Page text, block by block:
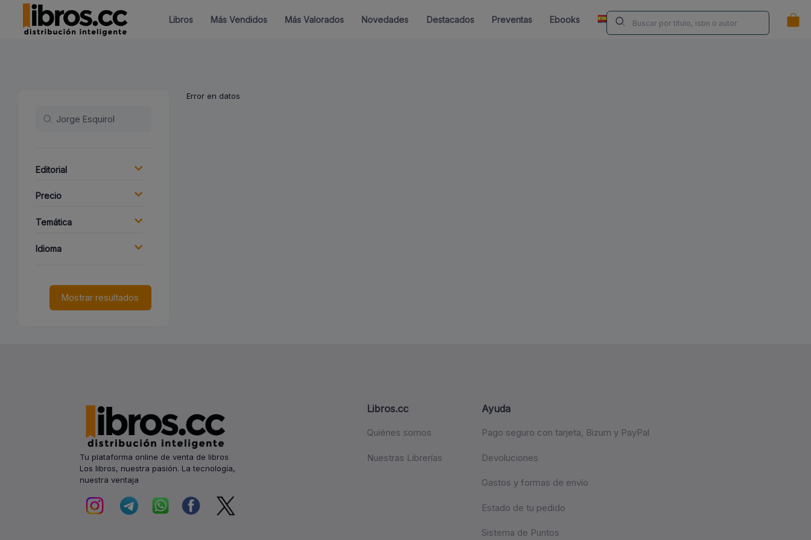
Libros Más Vendidos Más Valorados Novedades Destacados Preventas Ebooks Librerías Contacta ¿Eres Autor/a?
ES
Editorial
Precio
Temática
Idioma
Mostrar resultados
Error en datos
Tu plataforma online de venta de libros
Los libros, nuestra pasión. La tecnología,
nuestra ventaja
Libros.cc
Quiénes somos
Nuestras Librerías
Ayuda
Pago seguro con tarjeta, Bizum y PayPal
Devoluciones
Gastos y formas de envío
Estado de tu pedido
Sistema de Puntos